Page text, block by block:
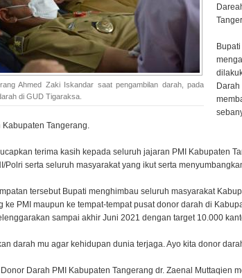
Ahmed Zaki Iskandar saat pengambilan darah, pada
di GUD Tigaraksa.
Kabupaten Tangerang.
terima kasih kepada seluruh jajaran PMI Kabupaten
Polri serta seluruh masyarakat yang ikut serta
tersebut Bupati menghimbau seluruh masyarakat
ke PMI maupun ke tempat-tempat pusat donor darah di
sampai akhir Juni 2021 dengan target 10.000
darah mu agar kehidupan dunia terjaga. Ayo kita donor
Darah PMI Kabupaten Tangerang dr. Zaenal Muttaqien